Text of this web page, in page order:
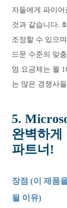
자들에게 파이
것과 같습니다.
조정할 수 있으
드문 수준의 맞
엄 요금제는 월
는 많은 경쟁사
5.
완벽하
파트너!
장점 (이 제품
될 이유)